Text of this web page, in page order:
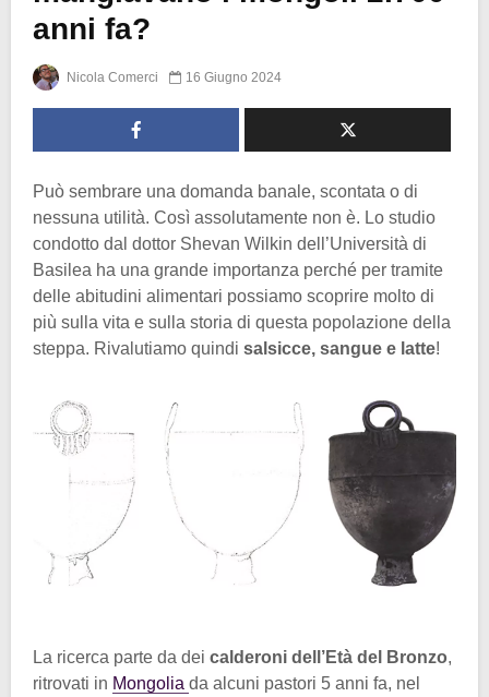
anni fa?
Nicola Comerci 16 Giugno 2024
Può sembrare una domanda banale, scontata o di
nessuna utilità. Così assolutamente non è. Lo studio
condotto dal dottor Shevan Wilkin dell’Università di
Basilea ha una grande importanza perché per tramite
delle abitudini alimentari possiamo scoprire molto di
più sulla vita e sulla storia di questa popolazione della
steppa. Rivalutiamo quindi salsicce, sangue e latte!
La ricerca parte da dei calderoni dell’Età del Bronzo,
ritrovati in Mongolia da alcuni pastori 5 anni fa, nel